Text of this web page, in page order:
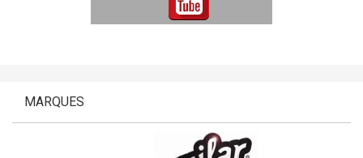
MARQUES